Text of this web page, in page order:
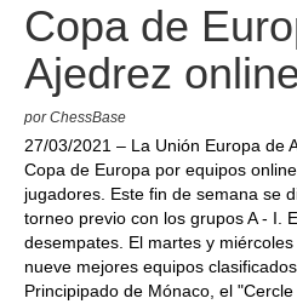
Copa de
Ajedrez
por ChessBase
27/03/2021 – La Unión Europa de
Copa de Europa por equipos
jugadores. Este fin de semana se
torneo previo con los grupos A - I.
desempates. El martes y
nueve mejores equipos
Principipado de Mónaco, el